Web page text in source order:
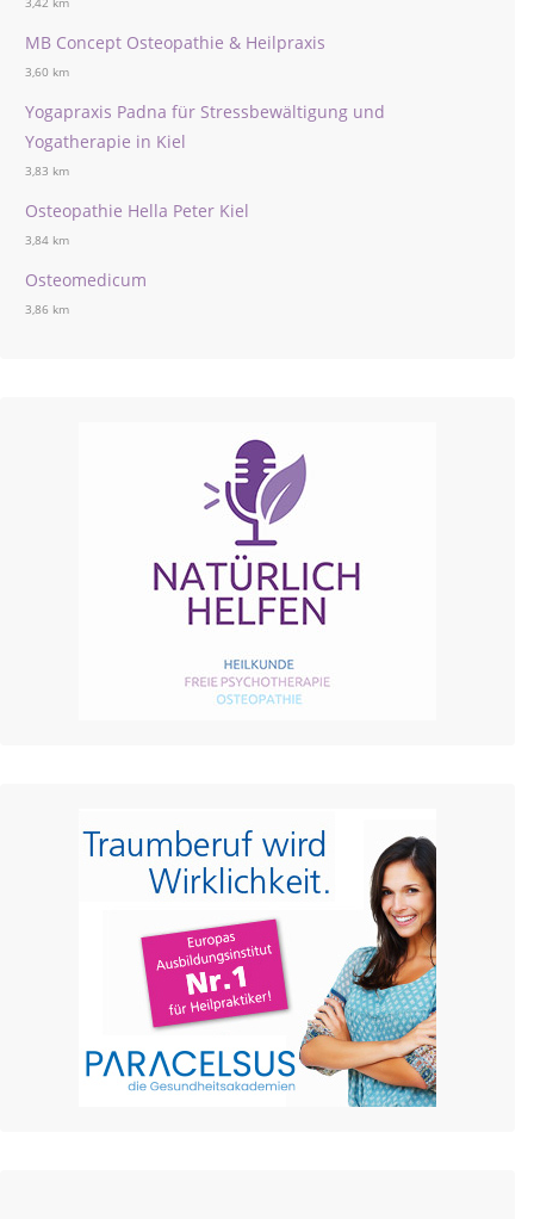
MB Concept Osteopathie & Heilpraxis
3,60 km
Yogapraxis Padna für Stressbewältigung und
Yogatherapie in Kiel
3,83 km
Osteopathie Hella Peter Kiel
3,84 km
Osteomedicum
3,86 km